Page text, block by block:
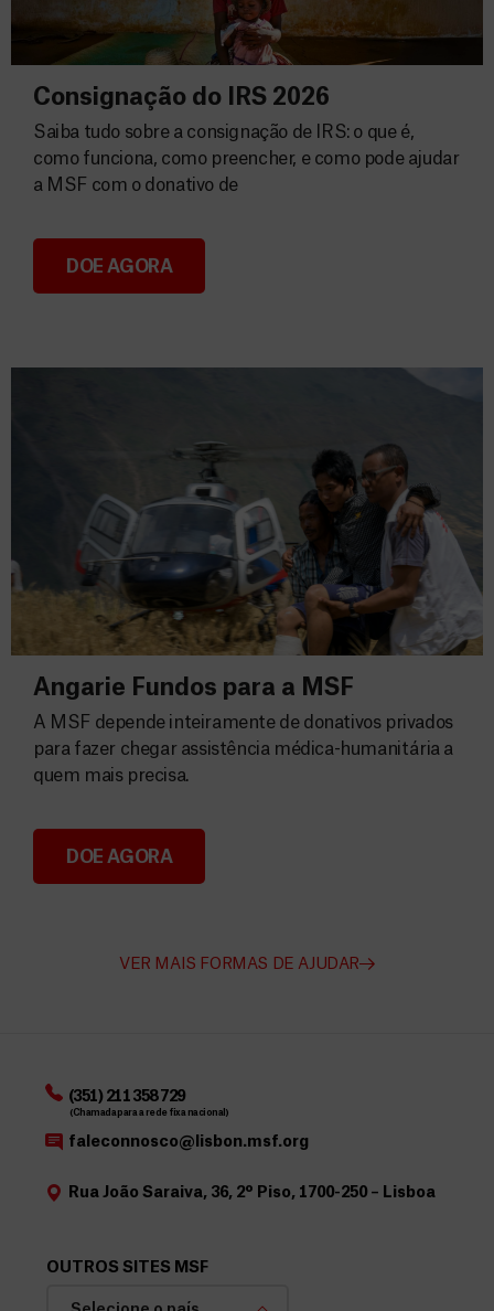
Consignação do IRS 2026
Consignação do IRS 2026
Saiba tudo sobre a consignação de IRS: o que é,
como funciona, como preencher, e como pode ajudar
a MSF com o donativo de
DOE AGORA
Angarie Fundos para a MSF
Angarie Fundos para a MSF
A MSF depende inteiramente de donativos privados
para fazer chegar assistência médica-humanitária a
quem mais precisa.
DOE AGORA
VER MAIS FORMAS DE AJUDAR
(351) 211 358 729
(Chamada para a rede fixa nacional)
faleconnosco@lisbon.msf.org
Rua João Saraiva, 36, 2º Piso, 1700-250 – Lisboa
OUTROS SITES MSF